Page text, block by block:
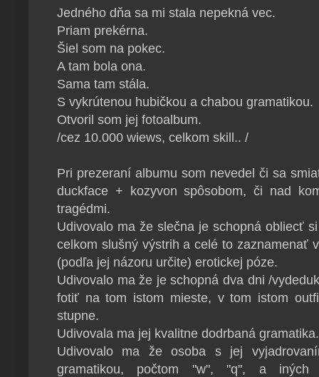
Jedného dňa sa mi stala nepekná vec.
Priam prekérna.
Šiel som na pokec.
A tam bola ona.
Sama tam stála.
S vykrútenou hubičkou a chabou gramatikou.
Otvoril som jej fotoalbum.
/cez 10.000 wiews, celkom skill.. /
Pri prezeraní albumu som nevedel či sa
duckface + kozyvon spôsobom, či nad
tragédmi.
Udivovalo ma že slečna je schopná obliecť
celkom slušný výstrih a celé to zaznamenať
(podľa jej názoru určite) erotickej póze.
Udivovalo ma že je schopná dva dni /
fotiť na tom istom mieste, v tom istom
stupne.
Udivovala ma jej kvalitne dodrbaná gramatika.
Udivovalo ma že osoba s jej
gramatikou, počtom "w", "q", a iných